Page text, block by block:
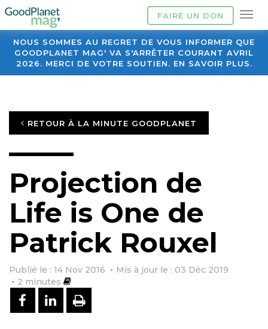
FAIRE UN DON
NOUS SOMMES AU REGRET DE VOUS INFORMER QUE
GOODPLANET MAG' VA S'ARRÊTER COURANT AVRIL
2026. MERCI DE VOTRE SOUTIEN. EN SAVOIR PLUS.
RETOUR À LA MINUTE GOODPLANET
Projection de
Life is One de
Patrick Rouxel
Publié le : 14 Nov 2016
Mis à jour le : 03 Déc 2019
2 minutes
PARTAGER SUR FACEBOOK
PARTAGER SUR LINKEDIN
IMPRIMER